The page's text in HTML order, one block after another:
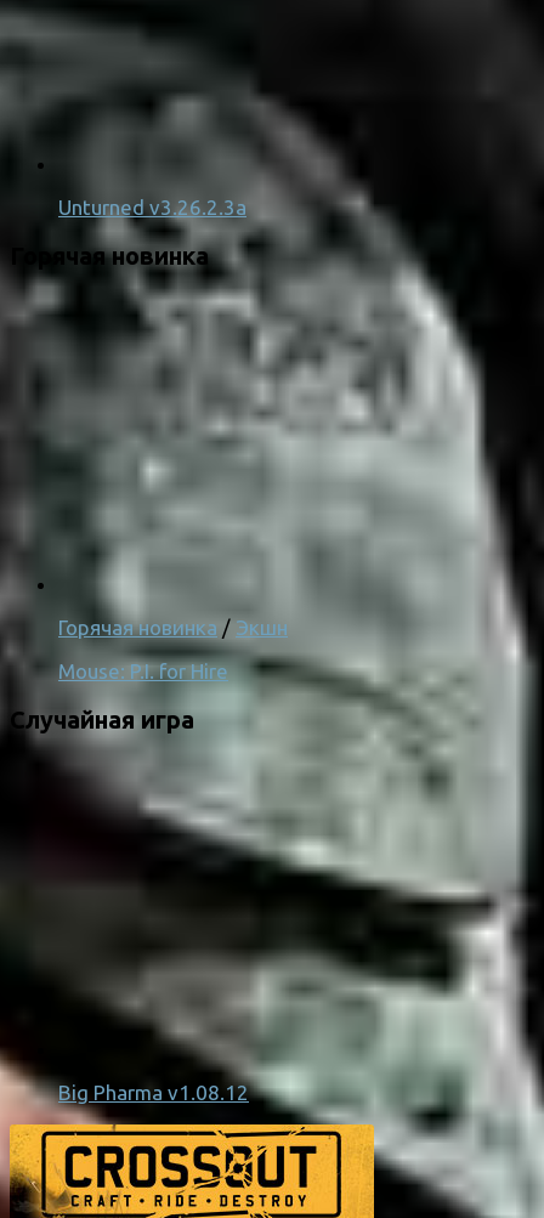
Unturned v3.26.2.3a
Горячая новинка
Горячая новинка / Экшн
Mouse: P.I. for Hire
Случайная игра
Big Pharma v1.08.12